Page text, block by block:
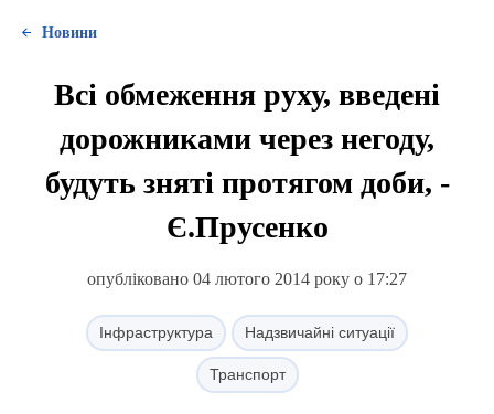
Новини
Всі обмеження руху, введені
дорожниками через негоду,
будуть зняті протягом доби, -
Є.Прусенко
опубліковано 04 лютого 2014 року о 17:27
Інфраструктура Надзвичайні ситуації
Транспорт